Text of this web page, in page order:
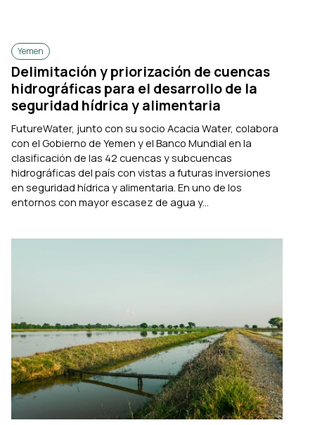
Yemen
Delimitación y priorización de cuencas
hidrográficas para el desarrollo de la
seguridad hídrica y alimentaria
FutureWater, junto con su socio Acacia Water, colabora
con el Gobierno de Yemen y el Banco Mundial en la
clasificación de las 42 cuencas y subcuencas
hidrográficas del país con vistas a futuras inversiones
en seguridad hídrica y alimentaria. En uno de los
entornos con mayor escasez de agua y...